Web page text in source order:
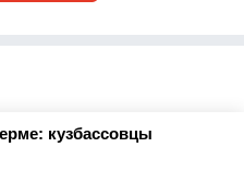
кузбассовцы